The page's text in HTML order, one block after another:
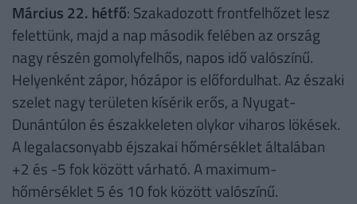
Március 22. hétfő: Szakadozott frontfelhőzet lesz
felettünk, majd a nap második felében az ország
nagy részén gomolyfelhős, napos idő valószínű.
Helyenként zápor, hózápor is előfordulhat. Az északi
szelet nagy területen kísérik erős, a Nyugat-
Dunántúlon és északkeleten olykor viharos lökések.
A legalacsonyabb éjszakai hőmérséklet általában
+2 és -5 fok között várható. A maximum-
hőmérséklet 5 és 10 fok között valószínű.